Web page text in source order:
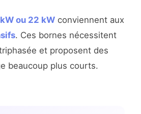
ou 22 kW conviennent aux
. Ces bornes nécessitent
et proposent des
beaucoup plus courts.